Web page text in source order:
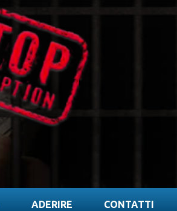
ADERIRE CONTATTI